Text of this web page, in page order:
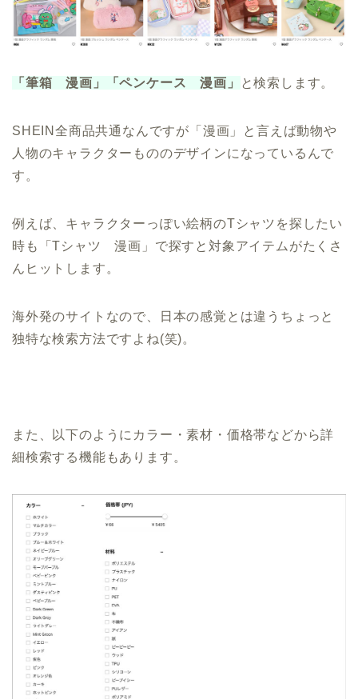
「筆箱 漫画」「ペンケース 漫画」 と検索します。
SHEIN全商品共通なんですが「漫画」と言えば動物や
人物のキャラクターもののデザインになっているんで
す。
例えば、キャラクターっぽい絵柄のTシャツを探したい
時も「Tシャツ 漫画」で探すと対象アイテムがたくさ
んヒットします。
海外発のサイトなので、日本の感覚とは違うちょっと
独特な検索方法ですよね(笑)。
また、以下のようにカラー・素材・価格帯などから詳
細検索する機能もあります。